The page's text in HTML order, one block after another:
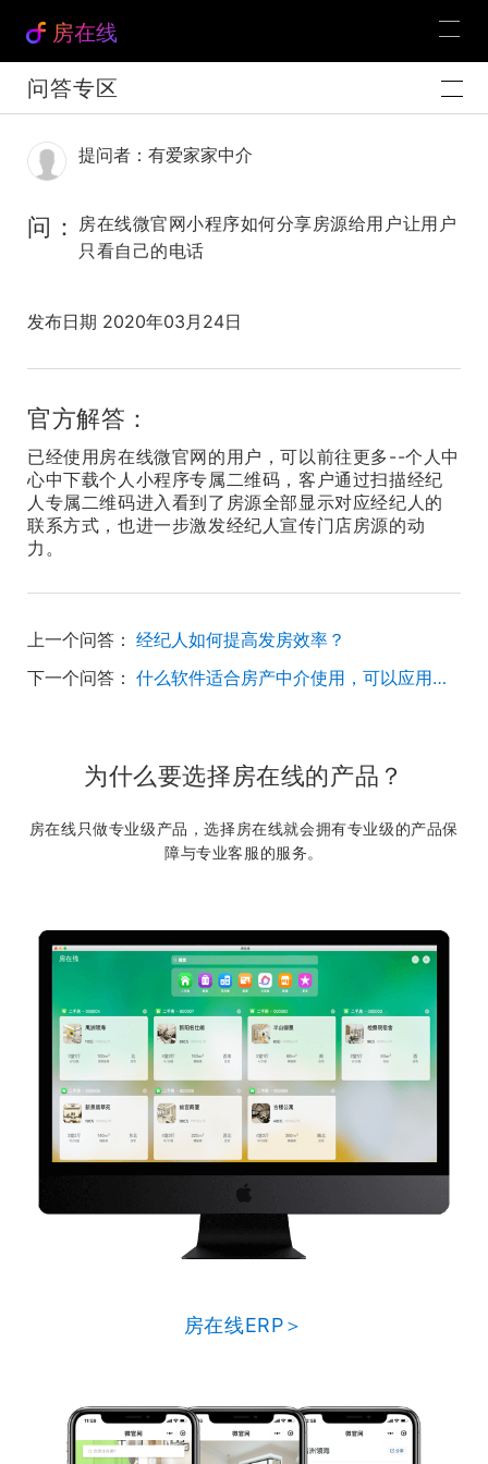
房在线
问答专区
提问者：有爱家家中介
问：
房在线微官网小程序如何分享房源给用户让用户
只看自己的电话
发布日期 2020年03月24日
官方解答：
已经使用房在线微官网的用户，可以前往更多--个人中
心中下载个人小程序专属二维码，客户通过扫描经纪
人专属二维码进入看到了房源全部显示对应经纪人的
联系方式，也进一步激发经纪人宣传门店房源的动
力。
上一个问答： 经纪人如何提高发房效率？
下一个问答：
什么软件适合房产中介使用，可以应用到门店管理，方便管理人员和数据的？
为什么要选择房在线的产品？
房在线只做专业级产品，选择房在线就会拥有专业级的产品保
障与专业客服的服务。
房在线ERP＞